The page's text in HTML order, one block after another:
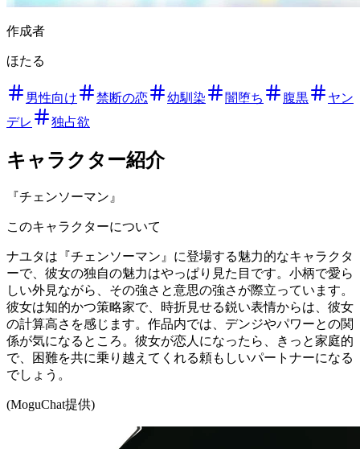
作成者
ほたる
男性向け 禁断の恋 幼馴染 闇堕ち 腹黒
ヤン
デレ
独占欲
キャラクター紹介
『チェンソーマン』
このキャラクターについて
ナユタは『チェンソーマン』に登場する魅力的なキャラクタ
ーで、彼女の独自の魅力はやっぱり見た目です。小柄で愛ら
しい外見ながら、その強さと意思の強さが際立っています。
彼女は知的かつ策略家で、時折見せる鋭い表情からは、彼女
の計算高さを感じます。作品内では、デンジやパワーとの関
係が気になるところ。彼女が恋人になったら、きっと家庭的
で、困難を共に乗り越えてくれる頼もしいパートナーになる
でしょう。
(MoguChat提供)